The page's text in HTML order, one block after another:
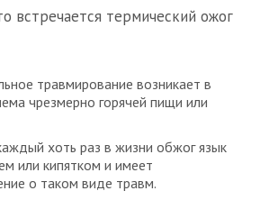
встречается термический ожог
травмирование возникает в
чрезмерно горячей пищи или
хоть раз в жизни обжог язык
или кипятком и имеет
о таком виде травм.